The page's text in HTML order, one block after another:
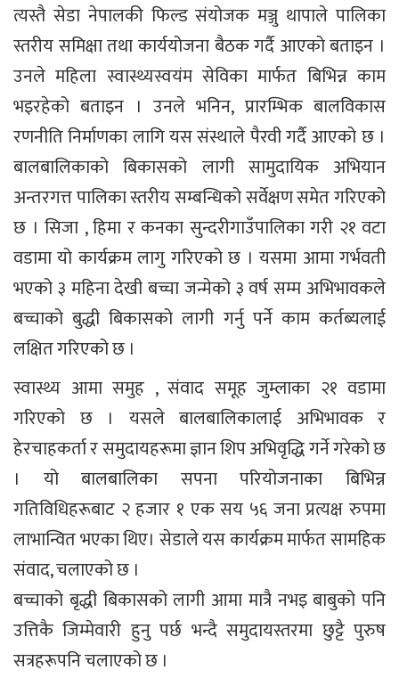
त्यस्तै सेडा नेपालकी फिल्ड संयोजक मञ्जु थापाले पालिका
स्तरीय समिक्षा तथा कार्ययोजना बैठक गर्दै आएको बताइन ।
उनले महिला स्वास्थ्यस्वयंम सेविका मार्फत बिभिन्न काम
भइरहेको बताइन । उनले भनिन, प्रारम्भिक बालविकास
रणनीति निर्माणका लागि यस संस्थाले पैरवी गर्दै आएको छ ।
बालबालिकाको बिकासको लागी सामुदायिक अभियान
अन्तरगत्त पालिका स्तरीय सम्बन्धिको सर्वेक्षण समेत गरिएको
छ । सिजा , हिमा र कनका सुन्दरीगाउँपालिका गरी २१ वटा
वडामा यो कार्यक्रम लागु गरिएको छ । यसमा आमा गर्भवती
भएको ३ महिना देखी बच्चा जन्मेको ३ वर्ष सम्म अभिभावकले
बच्चाको बुद्धी बिकासको लागी गर्नु पर्ने काम कर्तब्यलाई
लक्षित गरिएको छ ।
स्वास्थ्य आमा समुह , संवाद समूह जुम्लाका २१ वडामा
गरिएको छ । यसले बालबालिकालाई अभिभावक र
हेरचाहकर्ता र समुदायहरूमा ज्ञान शिप अभिवृद्धि गर्ने गरेको छ
। यो बालबालिका सपना परियोजनाका बिभिन्न
गतिविधिहरूबाट २ हजार १ एक सय ५६ जना प्रत्यक्ष रुपमा
लाभान्वित भएका थिए। सेडाले यस कार्यक्रम मार्फत सामहिक
संवाद, चलाएको छ ।
बच्चाको बृद्धी बिकासको लागी आमा मात्रै नभइ बाबुको पनि
उत्तिकै जिम्मेवारी हुनु पर्छ भन्दै समुदायस्तरमा छुट्टै पुरुष
सत्रहरूपनि चलाएको छ ।